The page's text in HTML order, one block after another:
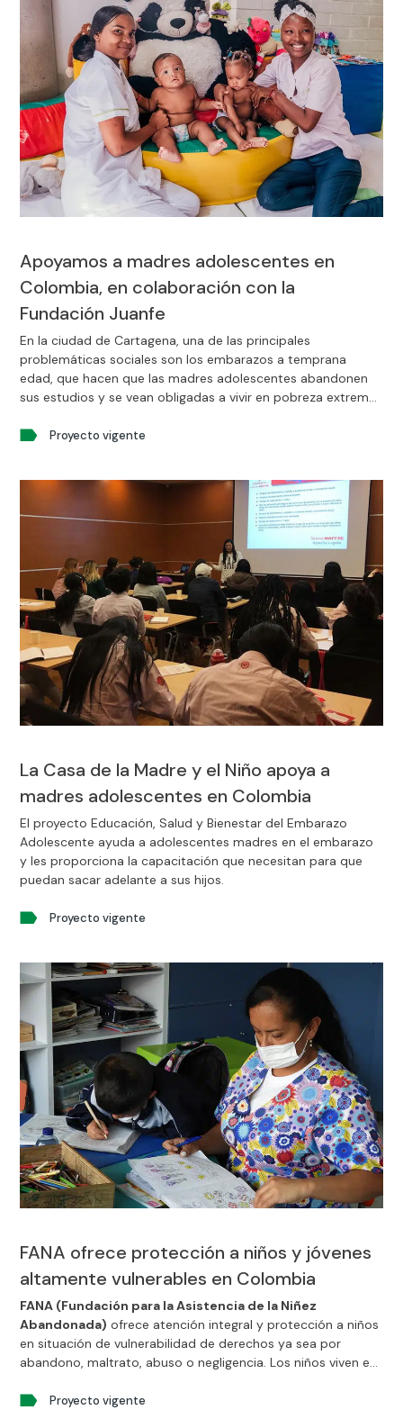
Apoyamos a madres adolescentes en
Colombia, en colaboración con la
Fundación Juanfe
Proyecto vigente
En la ciudad de Cartagena, una de las principales
problemáticas sociales son los embarazos a temprana
edad, que hacen que las madres adolescentes abandonen
sus estudios y se vean obligadas a vivir en pobreza extrema,
La Casa de la Madre y el Niño apoya a
madres adolescentes en Colombia
Proyecto vigente
El proyecto Educación, Salud y Bienestar del Embarazo
Adolescente ayuda a adolescentes madres en el embarazo
y les proporciona la capacitación que necesitan para que
puedan sacar adelante a sus hijos.
FANA ofrece protección a niños y jóvenes
altamente vulnerables en Colombia
Proyecto vigente
FANA (Fundación para la Asistencia de la Niñez
Abandonada) ofrece atención integral y protección a niños
en situación de vulnerabilidad de derechos ya sea por
abandono, maltrato, abuso o negligencia. Los niños viven en
familia que les garantice sus derechos y les ofrezca el cariño